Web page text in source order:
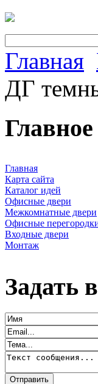
Главная
ДГ
Главная
Карта сайта
Каталог идей
Офисные двери
Межкомнатные двери
Офисные
Входные двери
Монтаж
Задать